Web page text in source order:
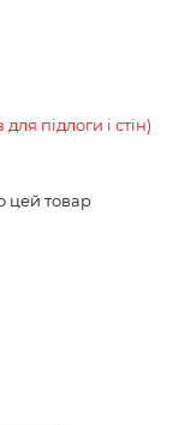
підлоги і стін)
цей товар